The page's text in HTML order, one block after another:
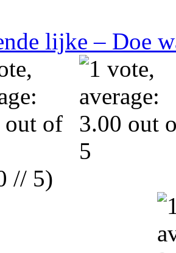
lijke – Doe
// 5)